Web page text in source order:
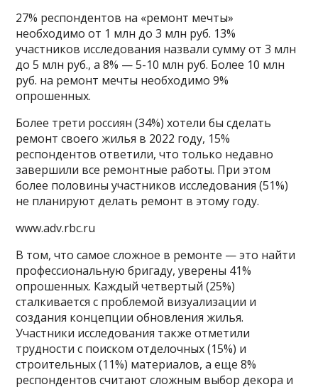
27% респондентов на «ремонт мечты»
необходимо от 1 млн до 3 млн руб. 13%
участников исследования назвали сумму от 3 млн
до 5 млн руб., а 8% — 5-10 млн руб. Более 10 млн
руб. на ремонт мечты необходимо 9%
опрошенных.
Более трети россиян (34%) хотели бы сделать
ремонт своего жилья в 2022 году, 15%
респондентов ответили, что только недавно
завершили все ремонтные работы. При этом
более половины участников исследования (51%)
не планируют делать ремонт в этому году.
www.adv.rbc.ru
В том, что самое сложное в ремонте — это найти
профессиональную бригаду, уверены 41%
опрошенных. Каждый четвертый (25%)
сталкивается с проблемой визуализации и
создания концепции обновления жилья.
Участники исследования также отметили
трудности с поиском отделочных (15%) и
строительных (11%) материалов, а еще 8%
респондентов считают сложным выбор декора и